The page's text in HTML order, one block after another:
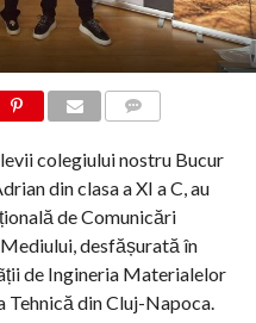
colegiului nostru Bucur
din clasa a XI a C, au
de Comunicări
desfășurată în
de Ingineria Materialelor
Tehnică din Cluj-Napoca.